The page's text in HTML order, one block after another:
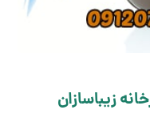
زیباسازان